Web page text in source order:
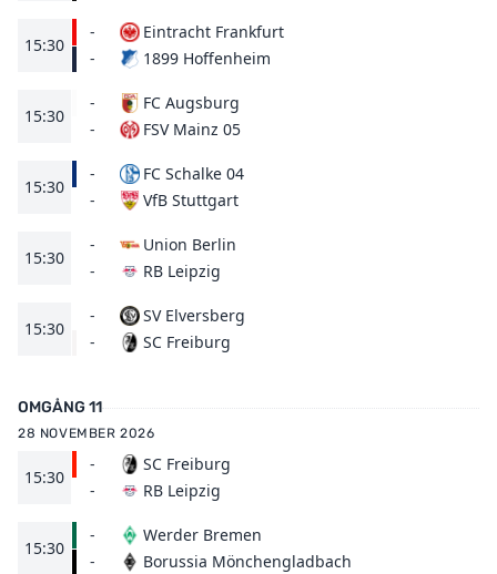
15:30
-
-
Eintracht Frankfurt
1899 Hoffenheim
15:30
-
-
FC Augsburg
FSV Mainz 05
15:30
-
-
FC Schalke 04
VfB Stuttgart
15:30
-
-
Union Berlin
RB Leipzig
15:30
-
-
SV Elversberg
SC Freiburg
OMGÅNG 11
28 NOVEMBER 2026
15:30
-
-
SC Freiburg
RB Leipzig
15:30
-
-
Werder Bremen
Borussia Mönchengladbach